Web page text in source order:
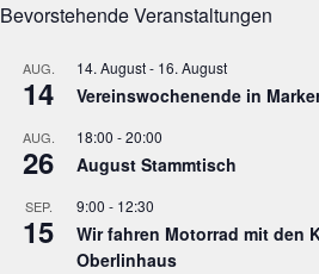
Bevorstehende Veranstaltungen
AUG.
14
14. August- 16. August
Vereinswochenende in
AUG.
26
18:00 -20:00
August Stammtisch
SEP.
15
9:00 - 12:30
Wir fahren Motorrad mit den
Oberlinhaus